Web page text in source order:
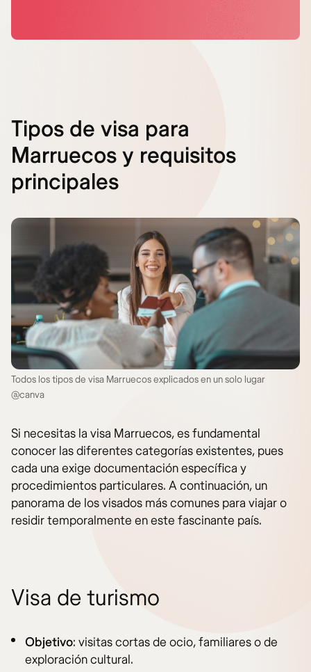
Tipos de visa para
Marruecos y requisitos
principales
Todos los tipos de visa Marruecos explicados en un solo lugar
@canva
Si necesitas la visa Marruecos, es fundamental
conocer las diferentes categorías existentes, pues
cada una exige documentación específica y
procedimientos particulares. A continuación, un
panorama de los visados más comunes para viajar o
residir temporalmente en este fascinante país.
Visa de turismo
Objetivo: visitas cortas de ocio, familiares o de
exploración cultural.